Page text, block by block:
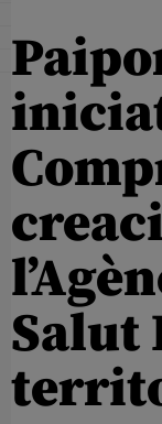
Salut